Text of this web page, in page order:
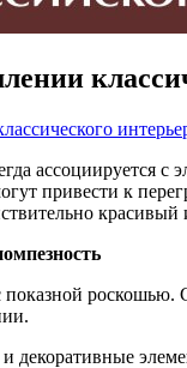
ассоциируется
привести к
роскошью.
и декоративные